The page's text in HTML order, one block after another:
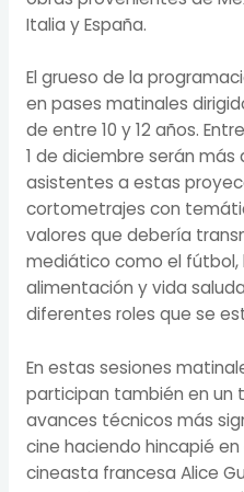
Italia y España.
El grueso de la
en pases matinales
de entre 10 y 12 años.
1 de diciembre serán más
asistentes a estas
cortometrajes con
valores que debería
mediático como el fútbol,
alimentación y vida
diferentes roles que se
En estas sesiones
participan también en un
avances técnicos más
cine haciendo hincapié
cineasta francesa Alice